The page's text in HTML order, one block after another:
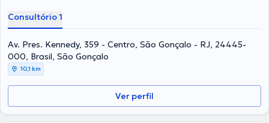
Consultório 1
Av. Pres. Kennedy, 359 - Centro, São Gonçalo - RJ, 24445-
000, Brasil, São Gonçalo
10,1 km
Ver perfil